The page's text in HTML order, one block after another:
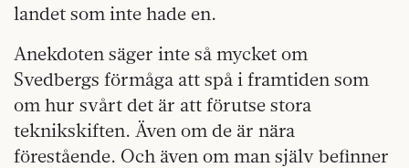
landet som inte hade en.
Anekdoten säger inte så mycket om
Svedbergs förmåga att spå i framtiden som
om hur svårt det är att förutse stora
teknikskiften. Även om de är nära
förestående. Och även om man själv befinner